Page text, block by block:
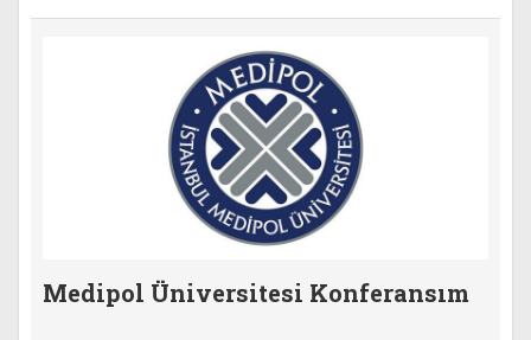
Medipol Üniversitesi Konferansım